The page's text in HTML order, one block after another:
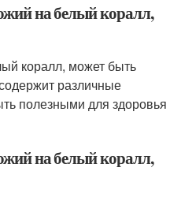
на белый коралл,
коралл, может быть
различные
полезными для здоровья
на белый коралл,